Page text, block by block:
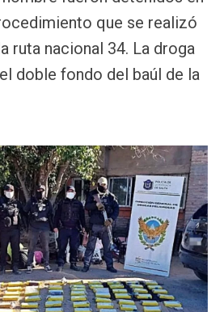
que se realizó
ruta nacional 34. La droga
doble fondo del baúl de la